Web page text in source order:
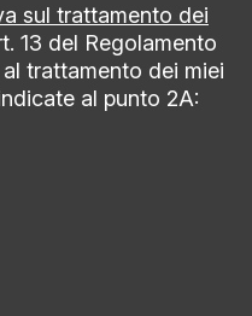
sul trattamento dei
13 del Regolamento
trattamento dei miei
al punto 2A: